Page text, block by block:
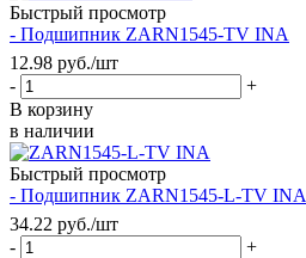
Быстрый просмотр
- Подшипник ZARN1545-TV INA
12.98 руб./шт
-
+
В корзину
в наличии
Быстрый просмотр
- Подшипник ZARN1545-L-TV INA
34.22 руб./шт
-
+